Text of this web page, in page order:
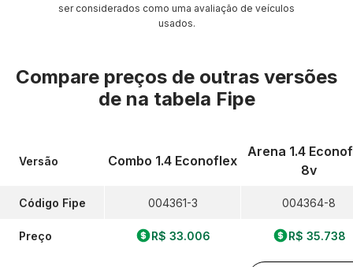
ser considerados como uma avaliação de veículos
usados.
Compare preços de outras versões
de na tabela Fipe
Versão
Código Fipe
Preço
Combo 1.4 Econoflex
004361-3
R$ 33.006
Arena 1.4
8v
004364-8
R$ 35.738